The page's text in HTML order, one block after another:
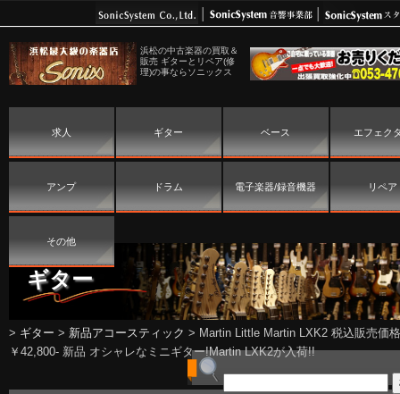
浜松の中古楽器の買取＆
販売 ギターとリペア(修
理)の事ならソニックス
求人 ギター ベース エフェク
アンプ ドラム 電子楽器/録音機器 リペア
その他
ギター
> ギター > 新品アコースティック > Martin Little Martin LXK2 税込販売価格
￥42,800- 新品 オシャレなミニギター!Martin LXK2が入荷!!